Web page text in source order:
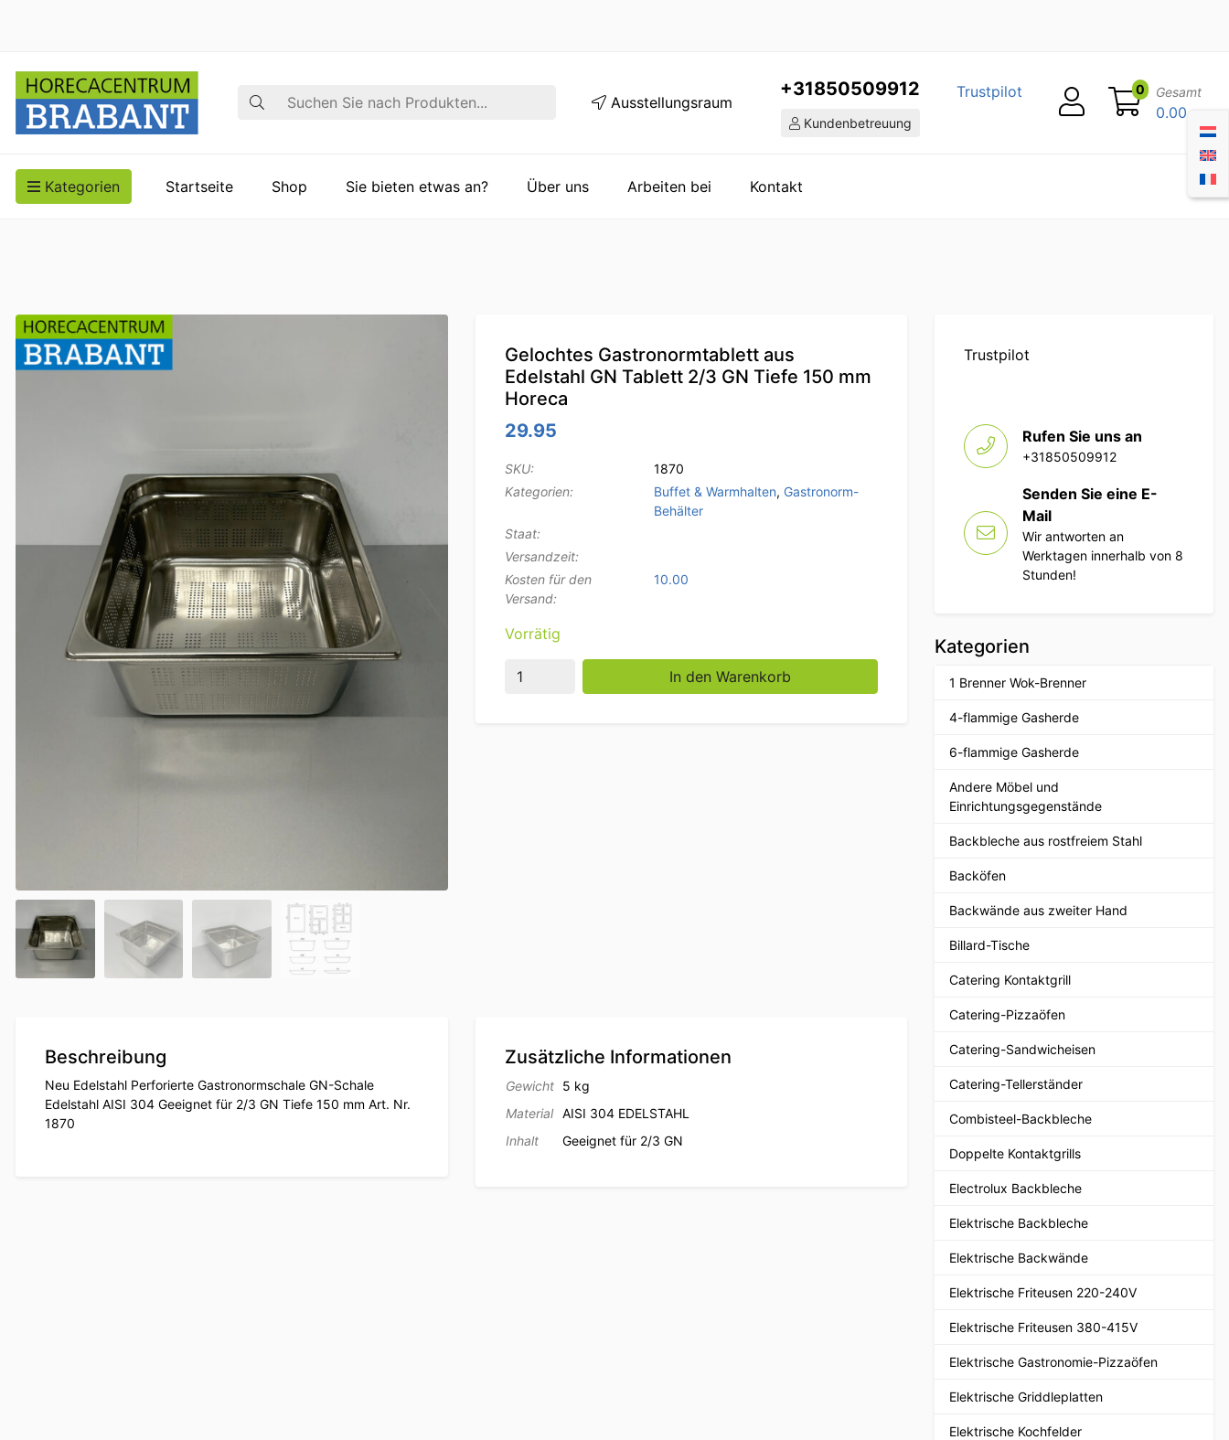
Suche Ausstellungsraum
+31850509912
Kundenbetreuung
Trustpilot 0 Gesamt
0.00
Kategorien Startseite Shop Sie bieten etwas an? Über uns Arbeiten bei Kontakt
Gelochtes Gastronormtablett aus
Edelstahl GN Tablett 2/3 GN Tiefe 150 mm
Horeca
29.95
SKU:
1870
Kategorien:
Buffet & Warmhalten, Gastronorm-
Behälter
Staat:
Versandzeit:
Kosten für den
Versand:
10.00
Vorrätig
Gelochtes Gastronormtablett aus Edelstahl GN Tablett 2/3 GN Tiefe 150 mm Horeca Menge
In den Warenkorb
Beschreibung
Neu Edelstahl Perforierte Gastronormschale GN-Schale
Edelstahl AISI 304 Geeignet für 2/3 GN Tiefe 150 mm Art. Nr.
1870
Zusätzliche Informationen
Gewicht
5 kg
Material
AISI 304 EDELSTAHL
Inhalt
Geeignet für 2/3 GN
Trustpilot
Rufen Sie uns an
+31850509912
Senden Sie eine E-
Mail
Wir antworten an
Werktagen innerhalb von 8
Stunden!
Kategorien
1 Brenner Wok-Brenner
4-flammige Gasherde
6-flammige Gasherde
Andere Möbel und
Einrichtungsgegenstände
Backbleche aus rostfreiem Stahl
Backöfen
Backwände aus zweiter Hand
Billard-Tische
Catering Kontaktgrill
Catering-Pizzaöfen
Catering-Sandwicheisen
Catering-Tellerständer
Combisteel-Backbleche
Doppelte Kontaktgrills
Electrolux Backbleche
Elektrische Backbleche
Elektrische Backwände
Elektrische Friteusen 220-240V
Elektrische Friteusen 380-415V
Elektrische Gastronomie-Pizzaöfen
Elektrische Griddleplatten
Elektrische Kochfelder